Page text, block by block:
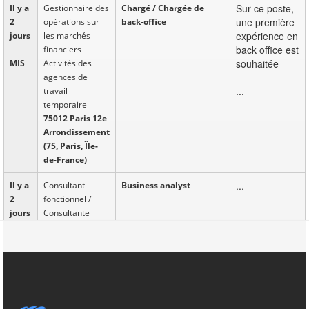
Il y a
2
jours
MIS
Gestionnaire des
opérations sur
les marchés
financiers
Activités des
agences de
travail
temporaire
75012 Paris 12e
Arrondissement
(75, Paris, Île-
de-France)
Chargé / Chargée de
back-office
Sur ce poste,
une première
expérience en
back office est
souhaitée
...
Il y a
2
jours
Consultant
fonctionnel /
Consultante
d'information
Business analyst ...